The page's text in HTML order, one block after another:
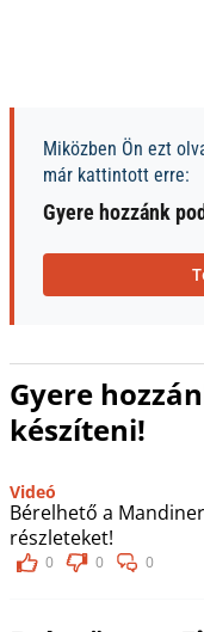
Miközben Ön ezt
már kattintott erre:
Gyere hozzánk
Gyere
készíteni!
Videó
Bérelhető a
részleteket!
0 0 0